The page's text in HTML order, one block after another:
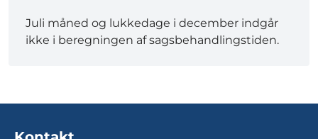
Juli måned og lukkedage i december indgår
ikke i beregningen af sagsbehandlingstiden.